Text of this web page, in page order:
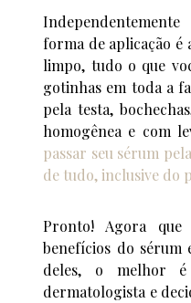
forma de aplicação é
limpo, tudo o que
gotinhas em toda a
pela testa,
homogênea e com
passar seu sérum
de tudo, inclusive
Pronto! Agora que
benefícios do sérum
deles, o melhor
dermatologista e